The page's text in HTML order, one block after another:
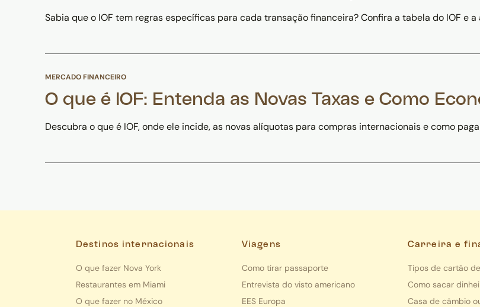
Sabia que o IOF tem regras específicas para cada transação financeira? Confira a tabela do IOF e
MERCADO FINANCEIRO
O que é IOF: Entenda as Novas Taxas e Como
Descubra o que é IOF, onde ele incide, as novas alíquotas para compras internacionais e como
Destinos internacionais
O que fazer Nova York
Restaurantes em Miami
O que fazer no México
Viagens
Como tirar passaporte
Entrevista do visto americano
EES Europa
Carreira e
Tipos de cartão
Como sacar
Casa de câmbio